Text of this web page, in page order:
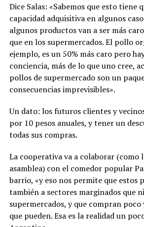
Dice Salas: «Sabemos que esto tiene
capacidad adquisitiva en algunos
algunos productos van a ser más
que en los supermercados. El pollo
ejemplo, es un 50% más caro pero
conciencia, más de lo que uno cree,
pollos de supermercado son un
consecuencias imprevisibles».
Un dato: los futuros clientes y
por 10 pesos anuales, y tener un
todas sus compras.
La cooperativa va a colaborar (como
asamblea) con el comedor popular
barrio, «y eso nos permite que estos
también a sectores marginados que
supermercados, y que compran poco
que pueden. Esa es la realidad un